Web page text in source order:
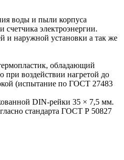
воды и пыли корпуса
счетчика электроэнергии.
и наружной установки а так же
обладающий
при воздействии нагретой до
(испытание по ГОСТ 27483
DIN-рейки 35 × 7,5 мм.
стандарта ГОСТ Р 50827